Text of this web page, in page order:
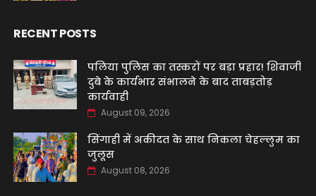
RECENT POSTS
पलिया पुलिस का तस्करों पर बड़ा प्रहार! शिवाजी
दुबे के कार्यभार संभालने के बाद ताबड़तोड़
कार्यवाही
August 09, 2026
सिंगाही में अकीदत के साथ निकला चेहल्लुम का
जुलूस
August 08, 2026